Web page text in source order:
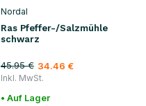
Nordal
Ras Pfeffer-/Salzmühle
schwarz
45.95 € 34.46 €
Inkl. MwSt.
• Auf Lager